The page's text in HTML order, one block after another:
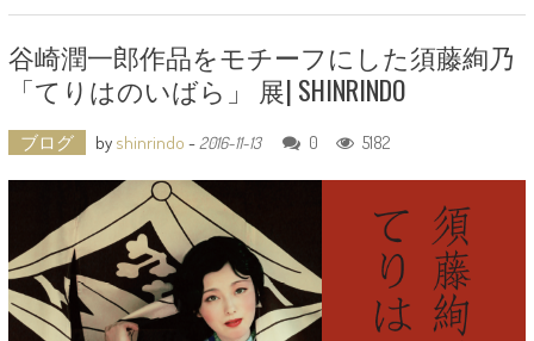
谷崎潤一郎作品をモチーフにした須藤絢乃
「てりはのいばら」 展| SHINRINDO
ブログ by shinrindo - 2016-11-13 0 5182